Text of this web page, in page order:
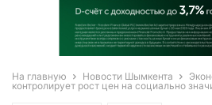
На главную Новости Шымкента
контролирует рост цен на социально